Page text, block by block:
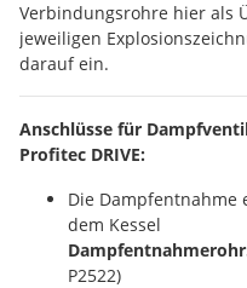
Verbindungsrohre hier als
jeweiligen
darauf ein.
Anschlüsse für
Profitec DRIVE:
Die Dampfentnahme
dem Kessel
P2522)